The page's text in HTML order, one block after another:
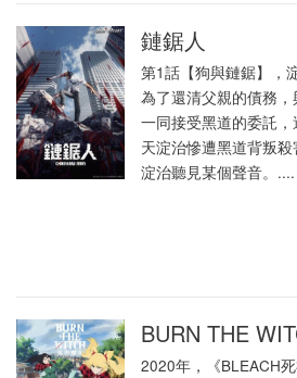
鏈鋸人
第1話【狗與鏈鋸】，
為了還清父親的債務
一同接受黑道的委託
天淀治慘遭黑道背叛殺
淀治聽見某個聲音。....
BURN THE
2020年，《BLEACH